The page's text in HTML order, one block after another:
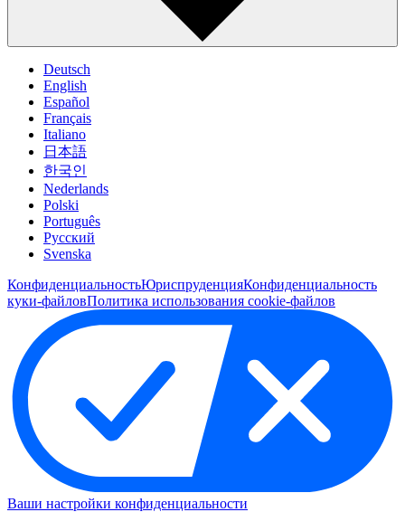
Deutsch
English
Español
Français
Italiano
日本語
한국인
Nederlands
Polski
Português
Pусский
Svenska
КонфиденциальностьЮриспруденцияКонфиденциальность
куки-файловПолитика использования cookie-файлов
Ваши настройки конфиденциальности